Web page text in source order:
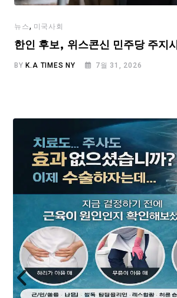
뉴스, 미국사회
한인 후보, 위스콘신 민주당 주지
BY K.A TIMES NY 7월 31, 2026